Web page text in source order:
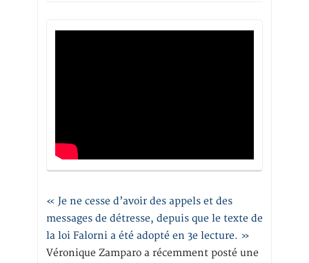
« Je ne cesse d’avoir des appels et des
messages de détresse, depuis que le texte de
la loi Falorni a été adopté en 3e lecture. »
Véronique Zamparo a récemment posté une